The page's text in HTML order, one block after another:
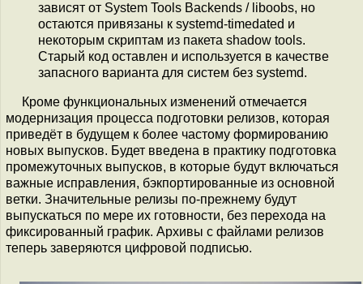
зависят от System Tools Backends / liboobs, но
остаются привязаны к systemd-timedated и
некоторым скриптам из пакета shadow tools.
Старый код оставлен и используется в качестве
запасного варианта для систем без systemd.
Кроме функциональных изменений отмечается
модернизация процесса подготовки релизов, которая
приведёт в будущем к более частому формированию
новых выпусков. Будет введена в практику подготовка
промежуточных выпусков, в которые будут включаться
важные исправления, бэкпортированные из основной
ветки. Значительные релизы по-прежнему будут
выпускаться по мере их готовности, без перехода на
фиксированный график. Архивы с файлами релизов
теперь заверяются цифровой подписью.